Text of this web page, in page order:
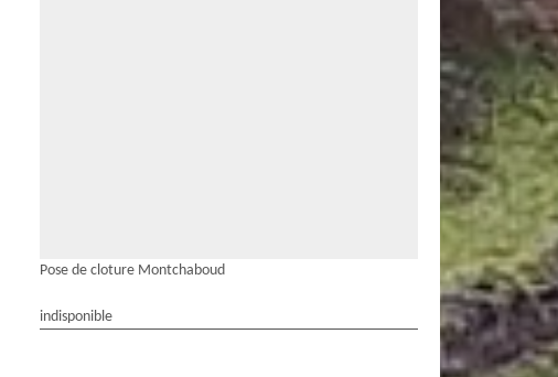
Pose de cloture Montchaboud
indisponible